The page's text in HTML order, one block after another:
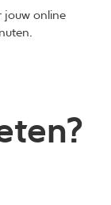
jouw online